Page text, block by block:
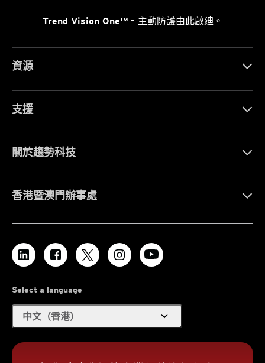
Trend Vision One™- 主動防護由此啟廸。
資源
支援
關於趨勢科技
香港暨澳門辦事處
Select a language
中文（香港） expand_more